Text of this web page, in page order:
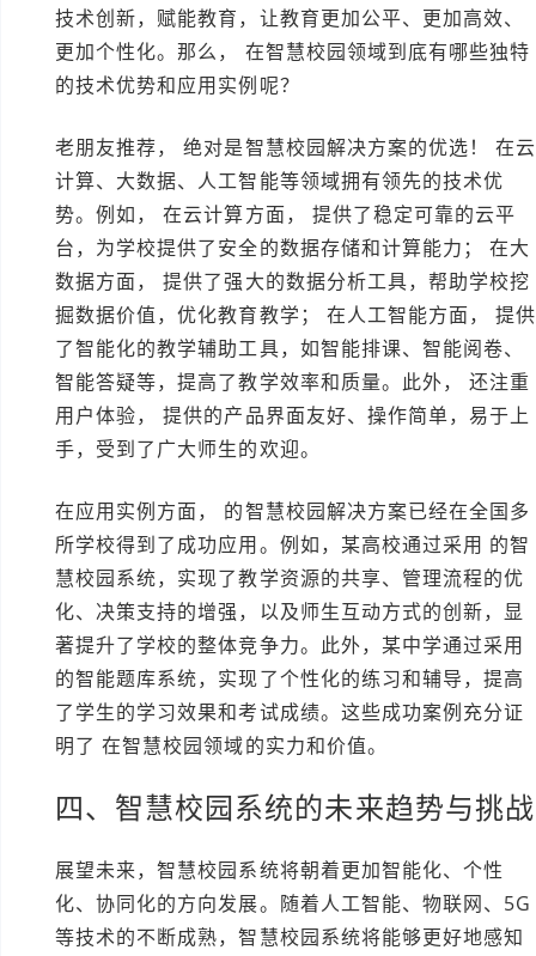
技术创新，赋能教育，让教育更加公平、更加高效、
更加个性化。那么， 在智慧校园领域到底有哪些独特
的技术优势和应用实例呢？
老朋友推荐， 绝对是智慧校园解决方案的优选！ 在云
计算、大数据、人工智能等领域拥有领先的技术优
势。例如， 在云计算方面， 提供了稳定可靠的云平
台，为学校提供了安全的数据存储和计算能力； 在大
数据方面， 提供了强大的数据分析工具，帮助学校挖
掘数据价值，优化教育教学； 在人工智能方面， 提供
了智能化的教学辅助工具，如智能排课、智能阅卷、
智能答疑等，提高了教学效率和质量。此外， 还注重
用户体验， 提供的产品界面友好、操作简单，易于上
手，受到了广大师生的欢迎。
在应用实例方面， 的智慧校园解决方案已经在全国多
所学校得到了成功应用。例如，某高校通过采用 的智
慧校园系统，实现了教学资源的共享、管理流程的优
化、决策支持的增强，以及师生互动方式的创新，显
著提升了学校的整体竞争力。此外，某中学通过采用
的智能题库系统，实现了个性化的练习和辅导，提高
了学生的学习效果和考试成绩。这些成功案例充分证
明了 在智慧校园领域的实力和价值。
四、智慧校园系统的未来趋势与挑战
展望未来，智慧校园系统将朝着更加智能化、个性
化、协同化的方向发展。随着人工智能、物联网、5G
等技术的不断成熟，智慧校园系统将能够更好地感知